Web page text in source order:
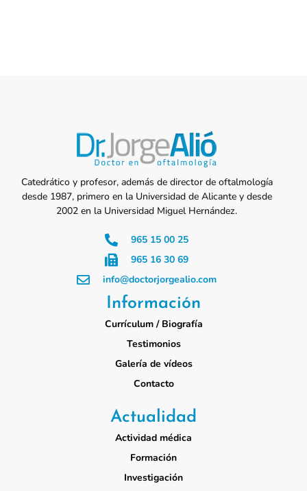
Catedrático y profesor, además de director de oftalmología
desde 1987, primero en la Universidad de Alicante y desde
2002 en la Universidad Miguel Hernández.
965 15 00 25
965 16 30 69
info@doctorjorgealio.com
Información
Currículum / Biografía
Testimonios
Galería de vídeos
Contacto
Actualidad
Actividad médica
Formación
Investigación